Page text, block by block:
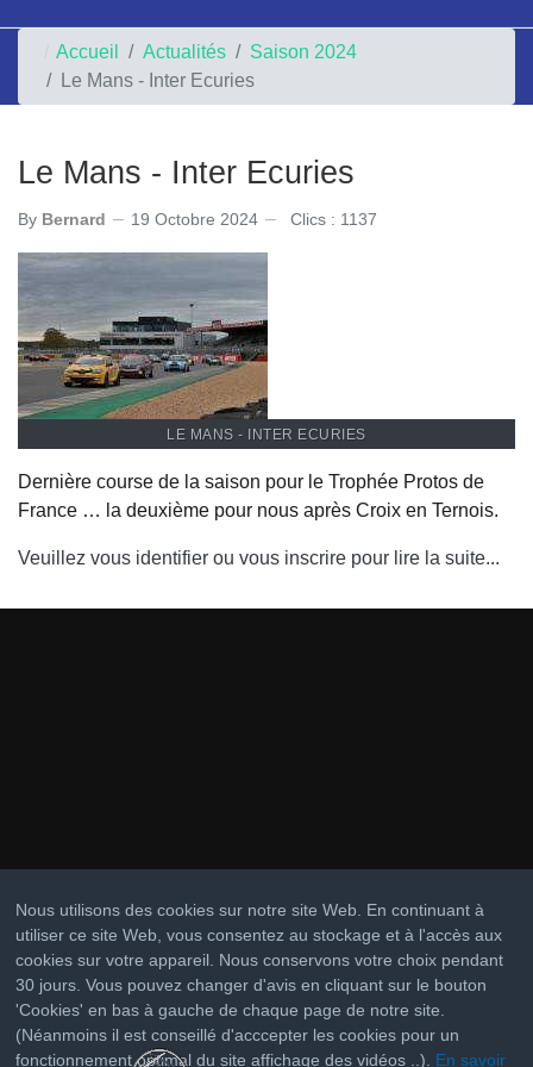
Accueil Actualités
Saison 2024
Le Mans - Inter Ecuries
Le Mans - Inter Ecuries
By Bernard 19 Octobre 2024 Clics : 1137
LE MANS - INTER ECURIES
Dernière course de la saison pour le Trophée Protos de
France … la deuxième pour nous après Croix en Ternois.
Veuillez vous identifier ou vous inscrire pour lire la suite...
Nous utilisons des cookies sur notre site Web. En continuant à
utiliser ce site Web, vous consentez au stockage et à l'accès aux
cookies sur votre appareil. Nous conservons votre choix pendant
30 jours. Vous pouvez changer d'avis en cliquant sur le bouton
'Cookies' en bas à gauche de chaque page de notre site.
(Néanmoins il est conseillé d'acccepter les cookies pour un
fonctionnement optimal du site affichage des vidéos ..). En savoir